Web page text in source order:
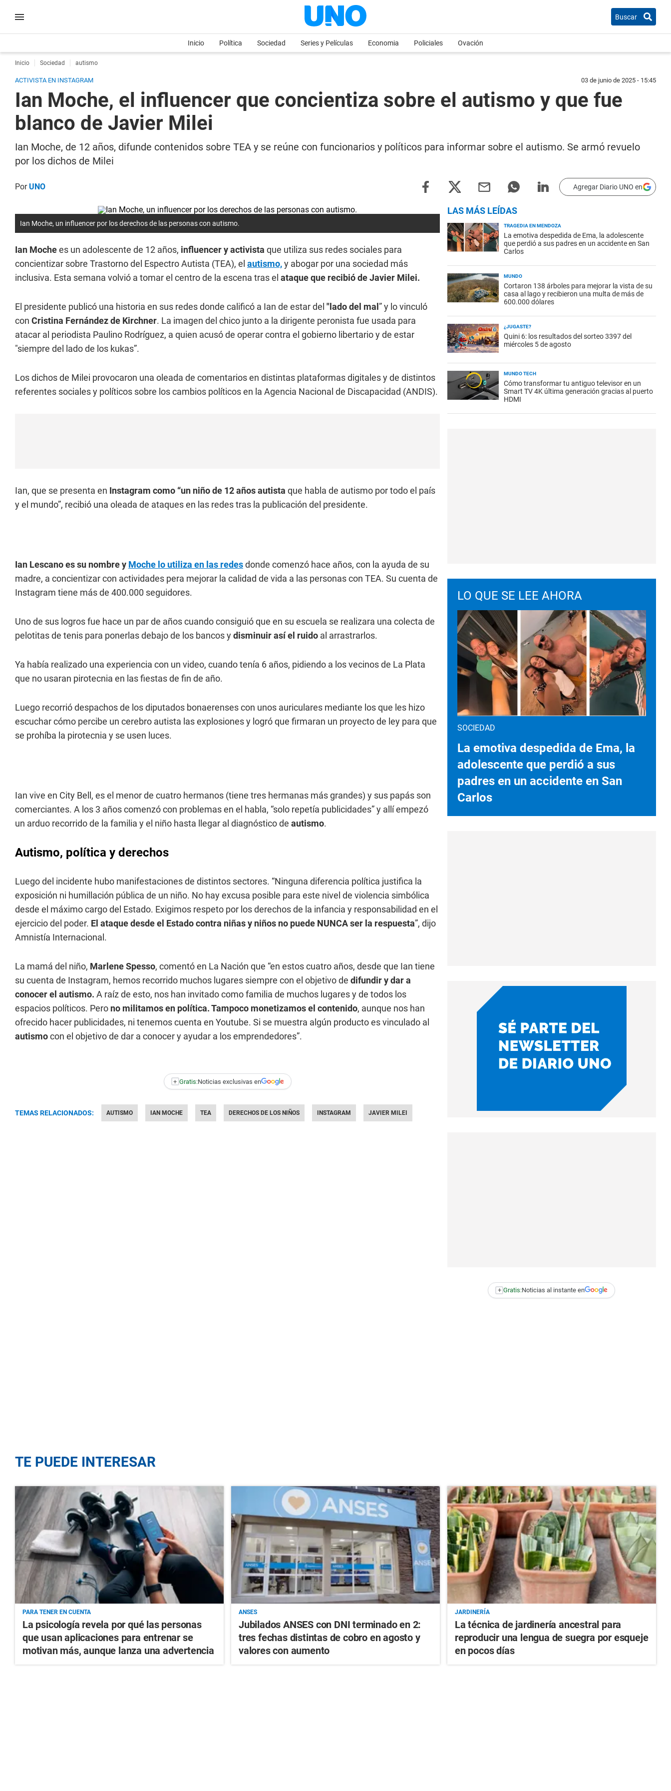
Buscar
Inicio Política Sociedad Series y Películas Economia Policiales Ovación
Inicio Sociedad autismo
ACTIVISTA EN INSTAGRAM 03 de junio de 2025 - 15:45
Ian Moche, el influencer que concientiza sobre el autismo y que fue
blanco de Javier Milei
Ian Moche, de 12 años, difunde contenidos sobre TEA y se reúne con funcionarios y políticos para informar sobre el autismo. Se armó revuelo
por los dichos de Milei
PorUNO Agregar Diario UNO en
Ian Moche, un influencer por los derechos de las personas con autismo.
Ian Mochees un adolescente de 12 años, influencer y activista que utiliza sus redes sociales para
concientizar sobre Trastorno del Espectro Autista (TEA), el autismo,y abogar por una sociedad más
inclusiva. Esta semana volvió a tomar el centro de la escena tras el ataque que recibió de Javier Milei.
El presidente publicó una historia en sus redes donde calificó a Ian de estar del "lado del mal ” y lo vinculó
con Cristina Fernández de Kirchner. La imagen del chico junto a la dirigente peronista fue usada para
atacar al periodista Paulino Rodríguez, a quien acusó de operar contra el gobierno libertario y de estar
"siempre del lado de los kukas”.
Los dichos de Milei provocaron una oleada de comentarios en distintas plataformas digitales y de distintos
referentes sociales y políticos sobre los cambios políticos en la Agencia Nacional de Discapacidad (ANDIS).
Ian, que se presenta en Instagram como “un niño de 12 años autista que habla de autismo por todo el país
y el mundo”, recibió una oleada de ataques en las redes tras la publicación del presidente.
Ian Lescano es su nombre y Moche lo utiliza en las redesdonde comenzó hace años, con la ayuda de su
madre, a concientizar con actividades pera mejorar la calidad de vida a las personas con TEA. Su cuenta de
Instagram tiene más de 400.000 seguidores.
Uno de sus logros fue hace un par de años cuando consiguió que en su escuela se realizara una colecta de
pelotitas de tenis para ponerlas debajo de los bancos ydisminuir así el ruido al arrastrarlos.
Ya había realizado una experiencia con un video, cuando tenía 6 años, pidiendo a los vecinos de La Plata
que no usaran pirotecnia en las fiestas de fin de año.
Luego recorrió despachos de los diputados bonaerenses con unos auriculares mediante los que les hizo
escuchar cómo percibe un cerebro autista las explosiones y logró que firmaran un proyecto de ley para que
se prohíba la pirotecnia y se usen luces.
Ian vive en City Bell, es el menor de cuatro hermanos (tiene tres hermanas más grandes) y sus papás son
comerciantes. A los 3 años comenzó con problemas en el habla, “solo repetía publicidades” y allí empezó
un arduo recorrido de la familia y el niño hasta llegar al diagnóstico de autismo.
Autismo, política y derechos
Luego del incidente hubo manifestaciones de distintos sectores. “Ninguna diferencia política justifica la
exposición ni humillación pública de un niño. No hay excusa posible para este nivel de violencia simbólica
desde el máximo cargo del Estado. Exigimos respeto por los derechos de la infancia y responsabilidad en el
ejercicio del poder. El ataque desde el Estado contra niñas y niños no puede NUNCA ser la respuesta”, dijo
Amnistía Internacional.
La mamá del niño, Marlene Spesso, comentó en La Nación que “en estos cuatro años, desde que Ian tiene
su cuenta de Instagram, hemos recorrido muchos lugares siempre con el objetivo de difundir y dar a
conocer el autismo. A raíz de esto, nos han invitado como familia de muchos lugares y de todos los
espacios políticos. Pero no militamos en política. Tampoco monetizamos el contenido, aunque nos han
ofrecido hacer publicidades, ni tenemos cuenta en Youtube. Si se muestra algún producto es vinculado al
autismocon el objetivo de dar a conocer y ayudar a los emprendedores”.
+ Gratis:Noticias exclusivas en
TEMAS RELACIONADOS: AUTISMO IAN MOCHE TEA DERECHOS DE LOS NIÑOS INSTAGRAM JAVIER MILEI
LAS MÁS LEÍDAS
TRAGEDIA EN MENDOZA
La emotiva despedida de Ema, la adolescente
que perdió a sus padres en un accidente en San
Carlos
MUNDO
Cortaron 138 árboles para mejorar la vista de su
casa al lago y recibieron una multa de más de
600.000 dólares
¿JUGASTE?
Quini 6: los resultados del sorteo 3397 del
miércoles 5 de agosto
MUNDO TECH
Cómo transformar tu antiguo televisor en un
Smart TV 4K última generación gracias al puerto
HDMI
LO QUE SE LEE AHORA
SOCIEDAD
La emotiva despedida de Ema, la
adolescente que perdió a sus
padres en un accidente en San
Carlos
+ Gratis:Noticias al instante en
TE PUEDE INTERESAR
PARA TENER EN CUENTA
La psicología revela por qué las personas
que usan aplicaciones para entrenar se
motivan más, aunque lanza una advertencia
ANSES
Jubilados ANSES con DNI terminado en 2:
tres fechas distintas de cobro en agosto y
valores con aumento
JARDINERÍA
La técnica de jardinería ancestral para
reproducir una lengua de suegra por esqueje
en pocos días